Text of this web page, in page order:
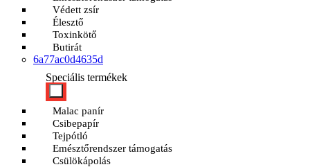
Védett zsír
Élesztő
Toxinkötő
Butirát
6a77ac0d4635d
Speciális termékek
Malac panír
Csibepapír
Tejpótló
Emésztőrendszer támogatás
Csülökápolás